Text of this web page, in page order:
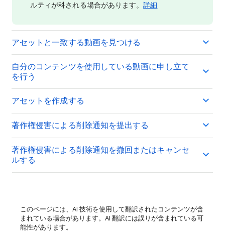
ルティが科される場合があります。詳細
アセットと一致する動画を見つける
自分のコンテンツを使用している動画に申し立て
を行う
アセットを作成する
著作権侵害による削除通知を提出する
著作権侵害による削除通知を撤回またはキャンセ
ルする
このページには、AI 技術を使用して翻訳されたコンテンツが含
まれている場合があります。AI 翻訳には誤りが含まれている可
能性があります。